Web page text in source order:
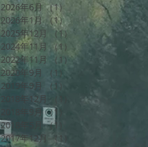
2026年6月 （1） 1件の記事
2026年1月
（1）1件の記事
2025年12月
（1）
1件の記事
2024年11月
（1）
1件の記事
2022年11月
（1）1件の記事
2020年9月
（1）
2019年9月
（1）
1件の記事
2018年12月
1件の記事
2018年9月
（1）
2018年5月
（1）
2017年12月
（1）